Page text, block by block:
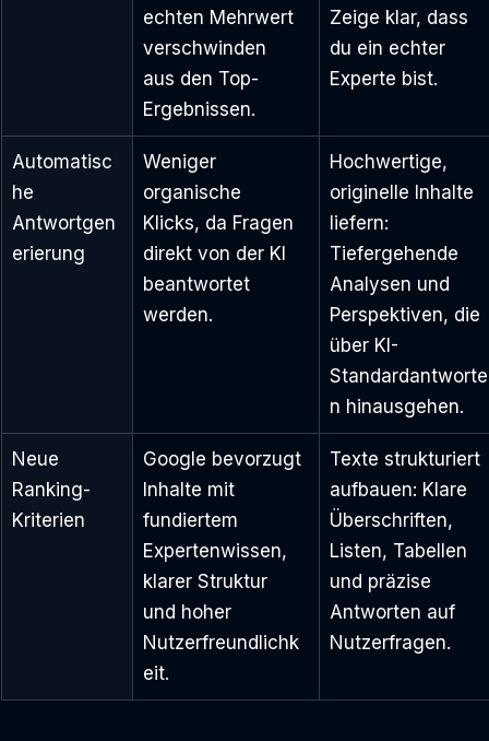
echten Mehrwert
verschwinden
aus den Top-
Ergebnissen.
Zeige klar, dass
du ein echter
Experte bist.
Automatisc
he
Antwortgen
erierung
Weniger
organische
Klicks, da Fragen
direkt von der KI
beantwortet
werden.
Hochwertige,
originelle Inhalte
liefern:
Tiefergehende
Analysen und
Perspektiven, die
über KI-
Standardantworte
n hinausgehen.
Neue
Ranking-
Kriterien
Google bevorzugt
Inhalte mit
fundiertem
Expertenwissen,
klarer Struktur
und hoher
Nutzerfreundlichk
eit.
Texte strukturiert
aufbauen: Klare
Überschriften,
Listen, Tabellen
und präzise
Antworten auf
Nutzerfragen.